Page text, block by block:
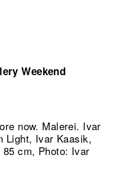
Weekend
now. Malerei. Ivar
Light, Ivar Kaasik,
cm, Photo: Ivar